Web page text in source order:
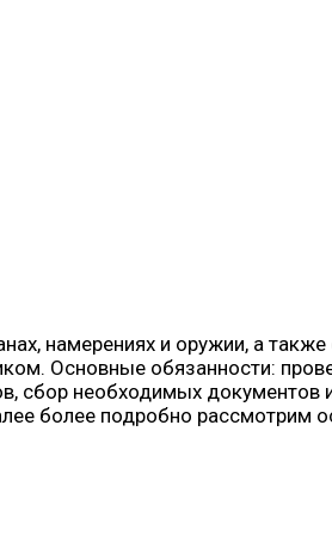
намерениях и оружии, а
Основные обязанности:
сбор необходимых документов
более подробно рассмотрим